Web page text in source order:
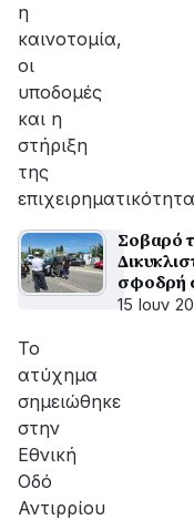
η
καινοτομία,
οι
υποδομές
και η
στήριξη
της
Σοβαρό
σφοδρή
15 Ιουν
Το
ατύχημα
σημειώθηκε
στην
Εθνική
Οδό
Αντιρρίου